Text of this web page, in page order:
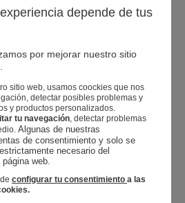
depende de tus
por mejorar nuestro sitio
sitio web, usamos coockies que nos
detectar posibles problemas y
y productos personalizados.
tu navegación, detectar problemas
Algunas de nuestras
de consentimiento y solo se
necesario del
web.
deconfigurar tu consentimientoa las